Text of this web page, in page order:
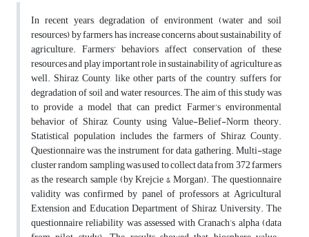
In recent years, degradation of environment (water and soil
resources) by farmers has increase concerns about sustainability of
agriculture. Farmers’ behaviors affect conservation of these
resources and play important role in sustainability of agriculture as
well. Shiraz County, like other parts of the country, suffers for
degradation of soil and water resources. The aim of this study was
to provide a model that can predict Farmer’s environmental
behavior of Shiraz County using Value-Belief-Norm theory.
Statistical population includes the farmers of Shiraz County.
Questionnaire was the instrument for data gathering. Multi-stage
cluster random sampling was used to collect data from 372 farmers
as the research sample (by Krejcie & Morgan). The questionnaire
validity was confirmed by panel of professors at Agricultural
Extension and Education Department of Shiraz University. The
questionnaire reliability was assessed with Cranach’s alpha (data